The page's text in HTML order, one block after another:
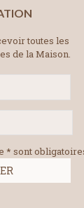
toutes les
de la Maison.
* sont